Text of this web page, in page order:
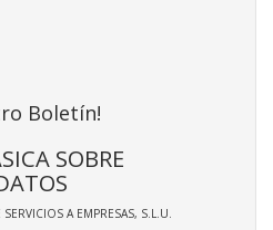
Boletín!
SOBRE
A EMPRESAS, S.L.U.